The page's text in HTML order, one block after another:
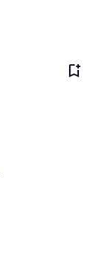
bookmark_add